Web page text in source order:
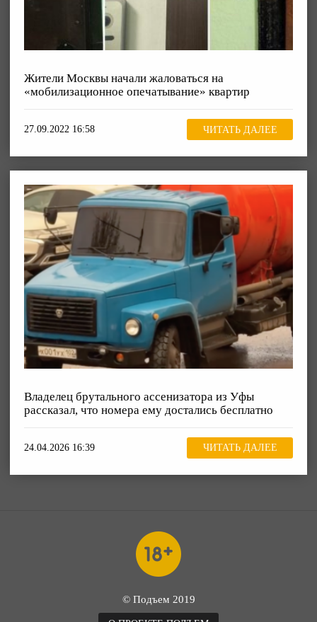
Жители Москвы начали жаловаться на
«мобилизационное опечатывание» квартир
27.09.2022 16:58 ЧИТАТЬ ДАЛЕЕ
Владелец брутального ассенизатора из Уфы
рассказал, что номера ему достались бесплатно
24.04.2026 16:39 ЧИТАТЬ ДАЛЕЕ
© Подъем 2019